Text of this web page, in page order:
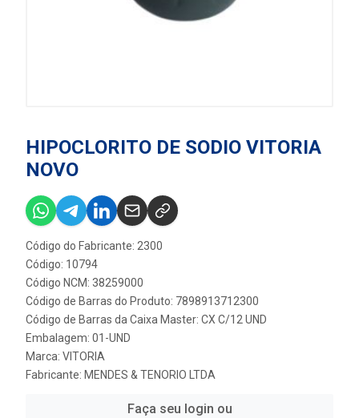
HIPOCLORITO DE SODIO VITORIA
NOVO
Código do Fabricante: 2300
Código: 10794
Código NCM: 38259000
Código de Barras do Produto: 7898913712300
Código de Barras da Caixa Master: CX C/12 UND
Embalagem: 01-UND
Marca: VITORIA
Fabricante: MENDES & TENORIO LTDA
Faça seu login ou